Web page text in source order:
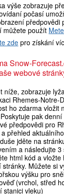
výše zobrazuje
počasí
předpovědi
můžete použít
zde pro získání
Snow-
webové
níže, zobrazuje
Rhemes-Notre-
ho zdarma vložit
pak
předpovědi pro
přehled
jděte na
a následujte 3
html kód a vložte
stránky. Můžete si
výšku pro
(vrchol, střed
stanici vleku)